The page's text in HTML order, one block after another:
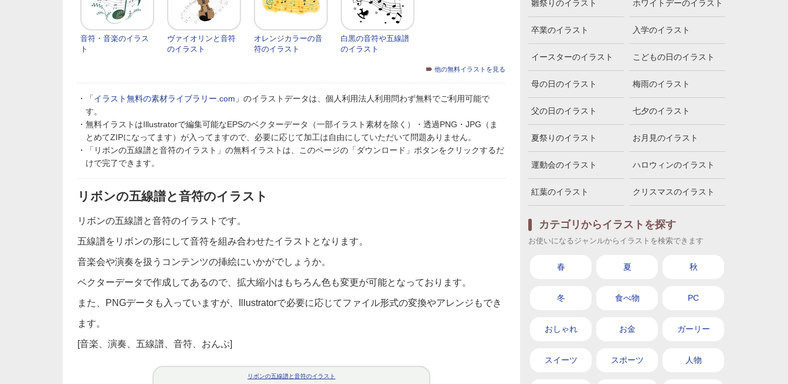
音符・音楽のイラス
ト
ヴァイオリンと音符
のイラスト
オレンジカラーの音
符のイラスト
白黒の音符や五線譜
のイラスト
他の無料イラストを見る
・「イラスト無料の素材ライブラリー.com 」のイラストデータは、個人利用法人利用問わず無料でご利用可能で
す。
・無料イラストはIllustratorで編集可能なEPSのベクターデータ（一部イラスト素材を除く）・透過PNG・JPG（ま
とめてZIPになってます）が入ってますので、必要に応じて加工は自由にしていただいて問題ありません。
・「リボンの五線譜と音符のイラスト」の無料イラストは、このページの「ダウンロード」ボタンをクリックするだ
けで完了できます。
リボンの五線譜と音符のイラスト
リボンの五線譜と音符のイラストです。
五線譜をリボンの形にして音符を組み合わせたイラストとなります。
音楽会や演奏を扱うコンテンツの挿絵にいかがでしょうか。
ベクターデータで作成してあるので、拡大縮小はもちろん色も変更が可能となっております。
また、PNGデータも入っていますが、Illustratorで必要に応じてファイル形式の変換やアレンジもでき
ます。
[音楽、演奏、五線譜、音符、おんぷ]
リボンの五線譜と音符のイラスト
雛祭りのイラスト ホワイトデーのイラスト
卒業のイラスト 入学のイラスト
イースターのイラスト こどもの日のイラスト
母の日のイラスト 梅雨のイラスト
父の日のイラスト 七夕のイラスト
夏祭りのイラスト お月見のイラスト
運動会のイラスト ハロウィンのイラスト
紅葉のイラスト クリスマスのイラスト
カテゴリからイラストを探す
お使いになるジャンルからイラストを検索できます
春 夏 秋
冬 食べ物 PC
おしゃれ お金 ガーリー
スイーツ スポーツ 人物